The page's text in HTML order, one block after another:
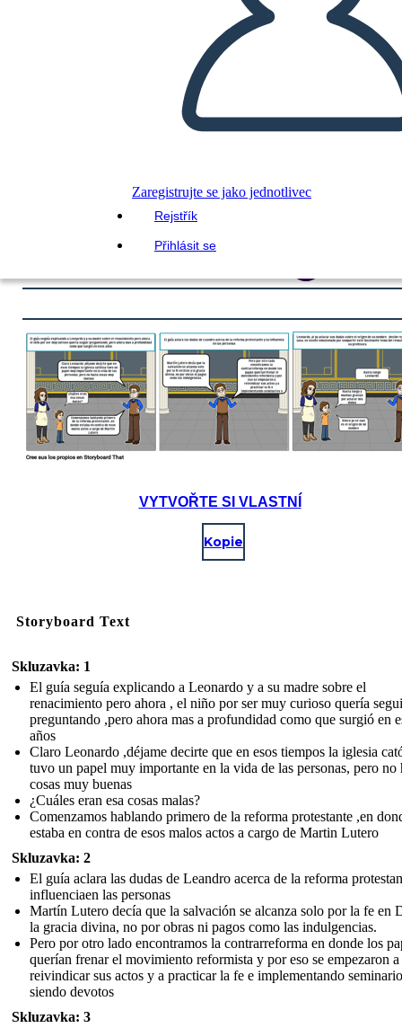
Zaregistrujte se jako jednotlivec
Rejstřík
Přihlásit se
VYTVOŘTE SI VLASTNÍ
Kopie
Storyboard Text
Skluzavka: 1
El guía seguía explicando a Leonardo y a su madre sobre el
renacimiento pero ahora , el niño por ser muy curioso quería
preguntando ,pero ahora mas a profundidad como que surgió en
años
Claro Leonardo ,déjame decirte que en esos tiempos la iglesia
tuvo un papel muy importante en la vida de las personas, pero no
cosas muy buenas
¿Cuáles eran esa cosas malas?
Comenzamos hablando primero de la reforma protestante ,en
estaba en contra de esos malos actos a cargo de Martin Lutero
Skluzavka: 2
El guía aclara las dudas de Leandro acerca de la reforma
influenciaen las personas
Martín Lutero decía que la salvación se alcanza solo por la fe en
la gracia divina, no por obras ni pagos como las indulgencias.
Pero por otro lado encontramos la contrarreforma en donde los
querían frenar el movimiento reformista y por eso se empezaron a
reivindicar sus actos y a practicar la fe e implementando
siendo devotos
Skluzavka: 3